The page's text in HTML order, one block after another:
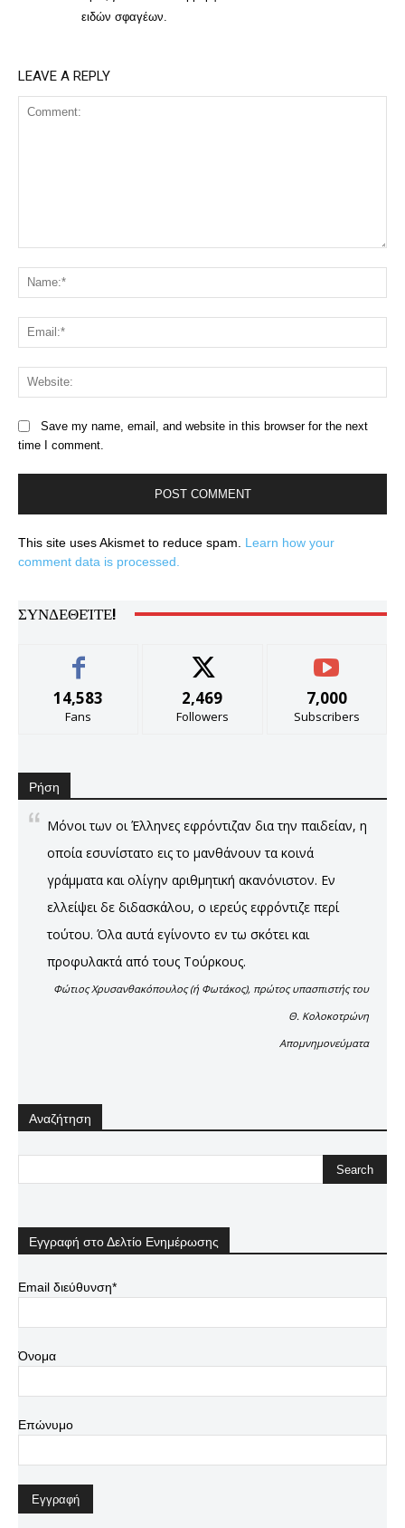
ειδών σφαγέων.
LEAVE A REPLY
Save my name, email, and website in this browser for the next
time I comment.
This site uses Akismet to reduce spam. Learn how your
comment data is processed.
ΣΥΝΔΕΘΕΊΤΕ!
14,583
Fans
2,469
Followers
7,000
Subscribers
Ρήση
Μόνοι των οι Έλληνες εφρόντιζαν δια την παιδείαν, η
οποία εσυνίστατο εις το μανθάνουν τα κοινά
γράμματα και ολίγην αριθμητική ακανόνιστον. Εν
ελλείψει δε διδασκάλου, ο ιερεύς εφρόντιζε περί
τούτου. Όλα αυτά εγίνοντο εν τω σκότει και
προφυλακτά από τους Τούρκους.
Φώτιος Χρυσανθακόπουλος (ή Φωτάκος), πρώτος υπασπιστής του
Θ. Κολοκοτρώνη
Απομνημονεύματα
Αναζήτηση
Εγγραφή στο Δελτίο Ενημέρωσης
Email διεύθυνση*
Όνομα
Επώνυμο